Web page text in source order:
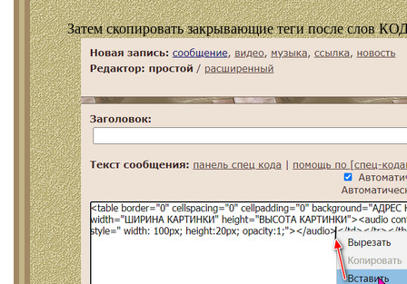
Затем скопировать закрывающие теги после слов